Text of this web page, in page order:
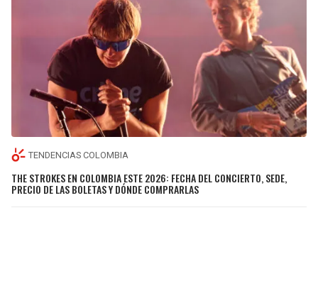
TENDENCIAS COLOMBIA
THE STROKES EN COLOMBIA ESTE 2026: FECHA DEL CONCIERTO, SEDE,
PRECIO DE LAS BOLETAS Y DÓNDE COMPRARLAS